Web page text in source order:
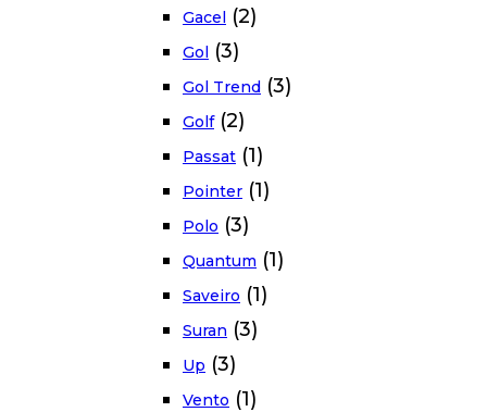
Gacel (2)
Gol (3)
Gol Trend (3)
Golf (2)
Passat (1)
Pointer (1)
Polo (3)
Quantum (1)
Saveiro (1)
Suran (3)
Up (3)
Vento (1)